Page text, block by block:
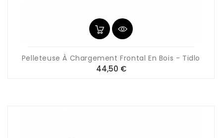
Pelleteuse À Chargement Frontal En Bois - Tidlo
44,50 €Prix